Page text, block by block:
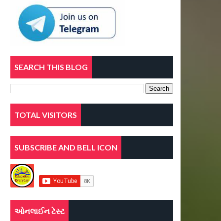
SEARCH THIS BLOG
TOTAL VISITORS
SUBSCRIBE AND BELL ICON
ઓનલાઈન ટેસ્ટ